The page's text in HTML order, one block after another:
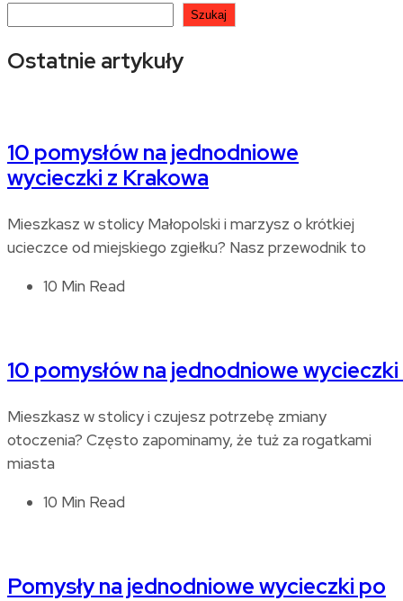
Szukaj
Ostatnie artykuły
10 pomysłów na jednodniowe
wycieczki z Krakowa
Mieszkasz w stolicy Małopolski i marzysz o krótkiej
ucieczce od miejskiego zgiełku? Nasz przewodnik to
10 Min Read
10 pomysłów na jednodniowe
Mieszkasz w stolicy i czujesz potrzebę zmiany
otoczenia? Często zapominamy, że tuż za rogatkami
miasta
10 Min Read
Pomysły na jednodniowe wycieczki po